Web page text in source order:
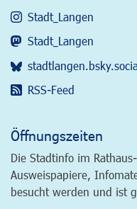
Stadt_Langen
Stadt_Langen
RSS-Feed
Öffnungszeiten
Die Stadtinfo im
Ausweispapiere,
besucht werden und ist